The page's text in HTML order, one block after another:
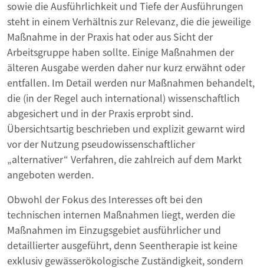
sowie die Ausführlichkeit und Tiefe der Ausführungen
steht in einem Verhältnis zur Relevanz, die die jeweilige
Maßnahme in der Praxis hat oder aus Sicht der
Arbeitsgruppe haben sollte. Einige Maßnahmen der
älteren Ausgabe werden daher nur kurz erwähnt oder
entfallen. Im Detail werden nur Maßnahmen behandelt,
die (in der Regel auch international) wissenschaftlich
abgesichert und in der Praxis erprobt sind.
Übersichtsartig beschrieben und explizit gewarnt wird
vor der Nutzung pseudowissenschaftlicher
„alternativer“ Verfahren, die zahlreich auf dem Markt
angeboten werden.
Obwohl der Fokus des Interesses oft bei den
technischen internen Maßnahmen liegt, werden die
Maßnahmen im Einzugsgebiet ausführlicher und
detaillierter ausgeführt, denn Seentherapie ist keine
exklusiv gewässerökologische Zuständigkeit, sondern